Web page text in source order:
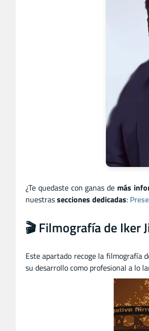
¿Te quedaste con ganas de más
nuestrassecciones dedicadas:
🎬 Filmografía de Iker
Este apartado recoge la filmografía
su desarrollo como profesional a lo